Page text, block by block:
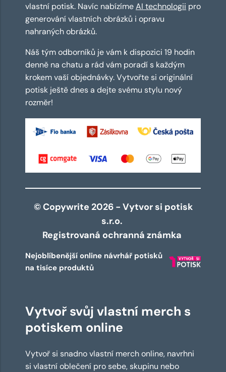
vlastní potisk. Navíc nabízímeAI technologii pro
generování vlastních obrázků i opravu
nahraných obrázků.
Náš tým odborníků je vám k dispozici 19 hodin
denně na chatu a rád vám poradí s každým
krokem vaší objednávky. Vytvořte si originální
potisk ještě dnes a dejte svému stylu nový
rozměr!
© Copywrite 2026 - Vytvor si potisk
s.r.o.
Registrovaná ochranná známka
Nejoblíbenější online návrhář potisků
na tisíce produktů
Vytvoř svůj vlastní merch s
potiskem online
Vytvoř si snadno vlastní merch online, navrhni
si vlastní oblečení pro sebe, skupinu nebo